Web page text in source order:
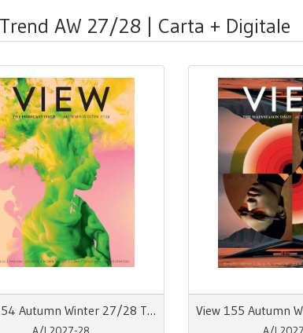
AW 27/28 | Carta + Digitale
View 154 Autumn Winter 27/28 The Forecast Issue